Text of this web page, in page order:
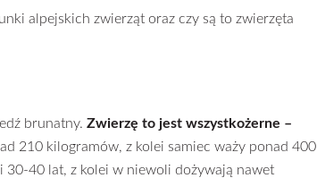
alpejskich zwierząt oraz czy są to zwierzęta
brunatny. Zwierzę to jest wszystkożerne –
210 kilogramów, z kolei samiec waży ponad 400
40 lat, z kolei w niewoli dożywają nawet